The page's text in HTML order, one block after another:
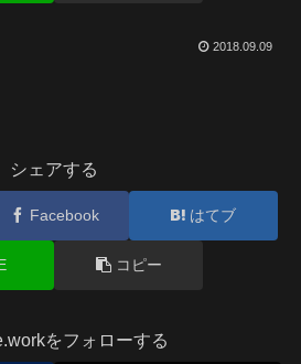
2018.09.09
シェアする
Facebook はてブ
コピー
をフォローする